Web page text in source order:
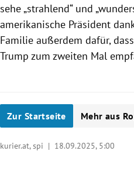
sehe „strahlend“ und
amerikanische Präsident
Familie außerdem dafür,
Trump zum zweiten Mal
Zur Startseite Mehr aus
kurier.at, spi | 18.09.2025, 5:00